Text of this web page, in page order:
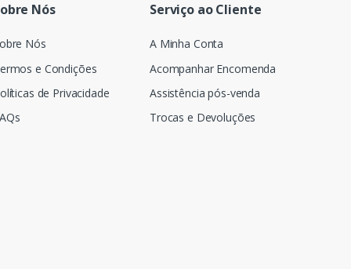
Nós
Nós
e Condições
de Privacidade
Serviço ao Cliente
A Minha Conta
Acompanhar Encomenda
Assistência pós-venda
Trocas e Devoluções